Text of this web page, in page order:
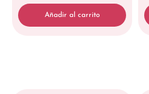
Añadir al carrito